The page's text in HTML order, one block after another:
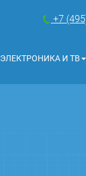
+7
ЭЛЕКТРОНИКА И ТВ